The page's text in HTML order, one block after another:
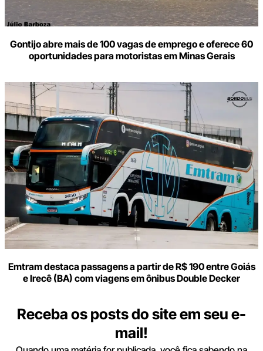
Gontijo abre mais de 100 vagas de emprego e oferece 60
oportunidades para motoristas em Minas Gerais
Emtram destaca passagens a partir de R$ 190 entre Goiás
e Irecê (BA) com viagens em ônibus Double Decker
Receba os posts do site em seu e-
mail!